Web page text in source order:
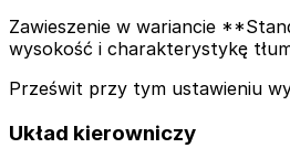
Zawieszenie w wariancie
wysokość i charakterystykę
Prześwit przy tym ustawieniu
Układ kierowniczy